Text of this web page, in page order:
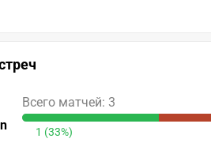
Всего матчей: 3
1 (33%)